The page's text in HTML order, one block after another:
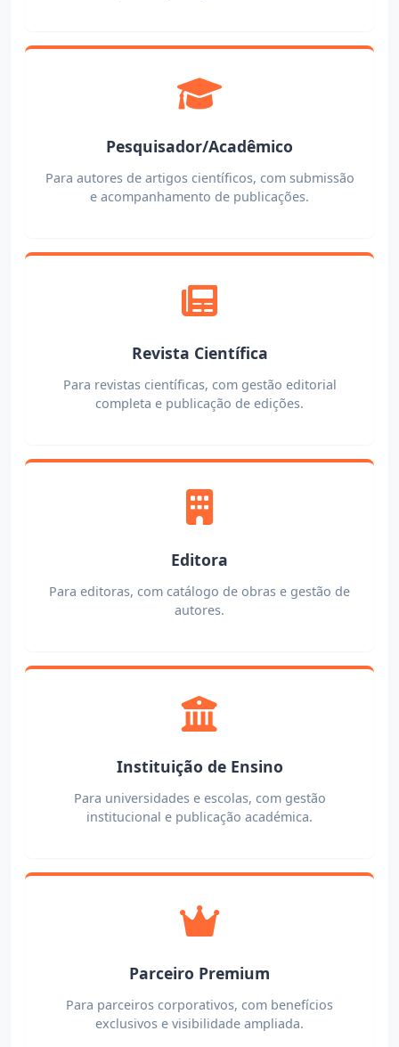
Pesquisador/Acadêmico
Para autores de artigos científicos, com submissão
e acompanhamento de publicações.
Revista Científica
Para revistas científicas, com gestão editorial
completa e publicação de edições.
Editora
Para editoras, com catálogo de obras e gestão de
autores.
Instituição de Ensino
Para universidades e escolas, com gestão
institucional e publicação académica.
Parceiro Premium
Para parceiros corporativos, com benefícios
exclusivos e visibilidade ampliada.